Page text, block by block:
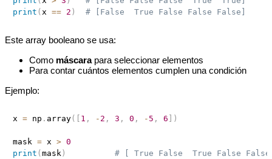
print ( x == 2 ) # [False  True False False False]
Este array booleano se usa:
Como máscarapara seleccionar elementos
Para contar cuántos elementos cumplen una condición
Ejemplo:
x = np . array( [ 1 , - 2 , 3 , 0 , - 5 , 6 ] )
mask = x > 0
print (mask ) # [ True False  True False